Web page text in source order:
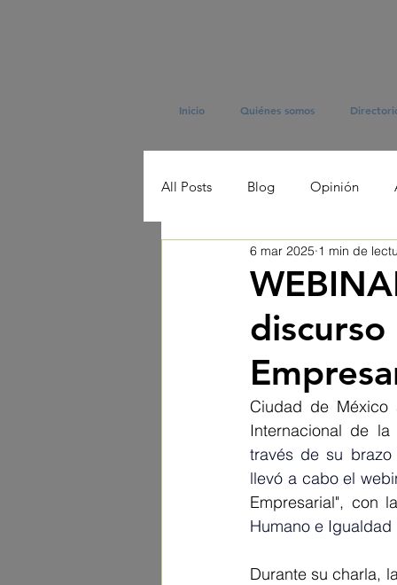
Inicio Quiénes somos
All Posts Blog Opinión
6 mar 2025 1 min de
Ciudad de
Internacional de
través de su brazo
llevó a cabo el
Empresarial", con
Humano e Igualdad
Durante su charla,